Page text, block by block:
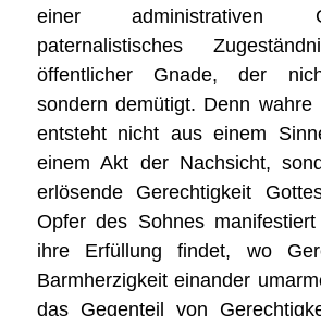
einer administrativen
paternalistisches
öffentlicher Gnade, der
sondern demütigt. Denn wahre
entsteht nicht aus einem
einem Akt der Nachsicht,
erlösende Gerechtigkeit
Opfer des Sohnes
ihre Erfüllung findet, wo
Barmherzigkeit einander
das Gegenteil von